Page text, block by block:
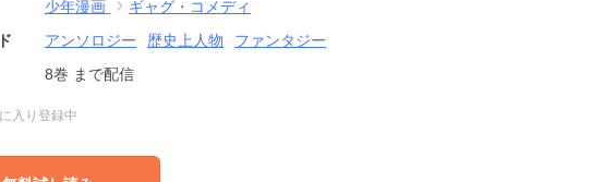
少年漫画
ギャグ・コメディ
アンソロジー 歴史上人物
ファンタジー
8巻 まで配信
入り登録中